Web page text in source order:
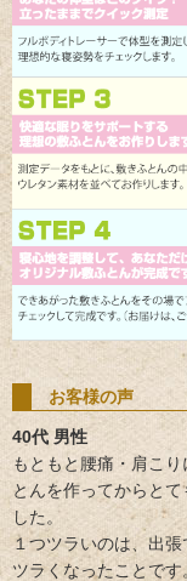
お客様の声
40代 男性
もともと腰痛・肩こ
とんを作ってからと
した。
１つツラいのは、出
ツラくなったことです